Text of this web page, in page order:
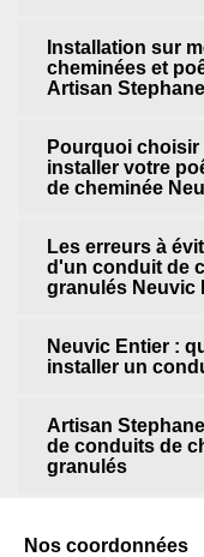
Installation sur
cheminées et
Artisan Stephane
Pourquoi
installer votre
de cheminée
Les erreurs à
d'un conduit de
granulés Neuvic
Neuvic Entier :
installer un
Artisan
de conduits de
granulés
Nos coordonnées